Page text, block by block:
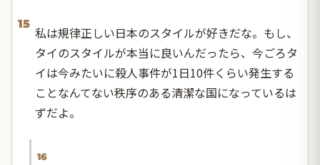
15
私は規律正しい日本のスタイルが好きだな。もし、
タイのスタイルが本当に良いんだったら、今ごろタ
イは今みたいに殺人事件が1日10件くらい発生する
ことなんてない秩序のある清潔な国になっているは
ずだよ。
16